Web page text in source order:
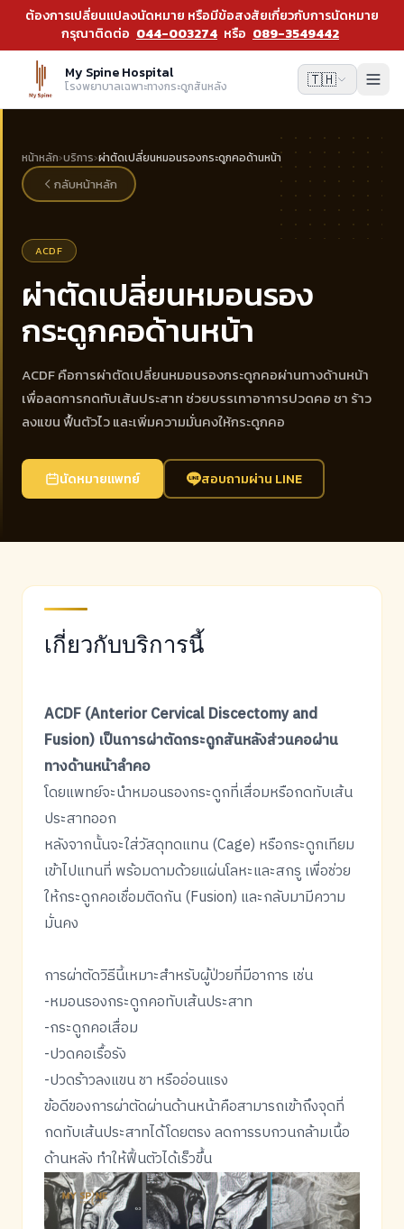
ต้องการเปลี่ยนแปลงนัดหมาย หรือมีข้อสงสัยเกี่ยวกับการนัดหมาย
กรุณาติดต่อ 044-003274 หรือ 089-3549442
My Spine Hospital
โรงพยาบาลเฉพาะทางกระดูกสันหลัง 🇹🇭
หน้าหลัก›บริการ›ผ่าตัดเปลี่ยนหมอนรองกระดูกคอด้านหน้า
กลับหน้าหลัก
ACDF
ผ่าตัดเปลี่ยนหมอนรอง
กระดูกคอด้านหน้า
ACDF คือการผ่าตัดเปลี่ยนหมอนรองกระดูกคอผ่านทางด้านหน้า
เพื่อลดการกดทับเส้นประสาท ช่วยบรรเทาอาการปวดคอ ชา ร้าว
ลงแขน ฟื้นตัวไว และเพิ่มความมั่นคงให้กระดูกคอ
นัดหมายแพทย์ สอบถามผ่าน LINE
เกี่ยวกับบริการนี้
ACDF (Anterior Cervical Discectomy and
Fusion) เป็นการผ่าตัดกระดูกสันหลังส่วนคอผ่าน
ทางด้านหน้าลำคอ
โดยแพทย์จะนำหมอนรองกระดูกที่เสื่อมหรือกดทับเส้น
ประสาทออก
หลังจากนั้นจะใส่วัสดุทดแทน (Cage) หรือกระดูกเทียม
เข้าไปแทนที่ พร้อมดามด้วยแผ่นโลหะและสกรู เพื่อช่วย
ให้กระดูกคอเชื่อมติดกัน (Fusion) และกลับมามีความ
มั่นคง
การผ่าตัดวิธีนี้เหมาะสำหรับผู้ป่วยที่มีอาการ เช่น
-หมอนรองกระดูกคอทับเส้นประสาท
-กระดูกคอเสื่อม
-ปวดคอเรื้อรัง
-ปวดร้าวลงแขน ชา หรืออ่อนแรง
ข้อดีของการผ่าตัดผ่านด้านหน้าคือสามารถเข้าถึงจุดที่
กดทับเส้นประสาทได้โดยตรง ลดการรบกวนกล้ามเนื้อ
ด้านหลัง ทำให้ฟื้นตัวได้เร็วขึ้น